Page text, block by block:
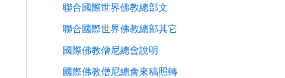
聯合國際世界佛教總部文
聯合國際世界佛教總部其它
國際佛教僧尼總會說明
國際佛教僧尼總會來稿照轉